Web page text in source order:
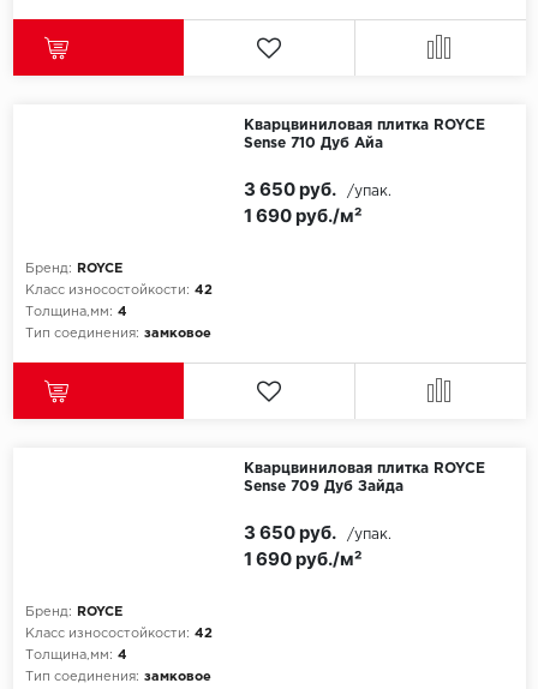
Кварцвиниловая плитка ROYCE
Sense 710 Дуб Айа
Бренд:
ROYCE
Класс износостойкости: 42
Толщина,мм: 4
Тип соединения: замковое
1 690 руб./м²
3 650 руб. /упак.
Кварцвиниловая плитка ROYCE
Sense 709 Дуб Зайда
Бренд:
ROYCE
Класс износостойкости: 42
Толщина,мм: 4
Тип соединения: замковое
1 690 руб./м²
3 650 руб. /упак.